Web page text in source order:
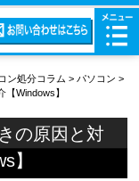
ン処分コラム > パソコン >
Windows】
の原因と対
】